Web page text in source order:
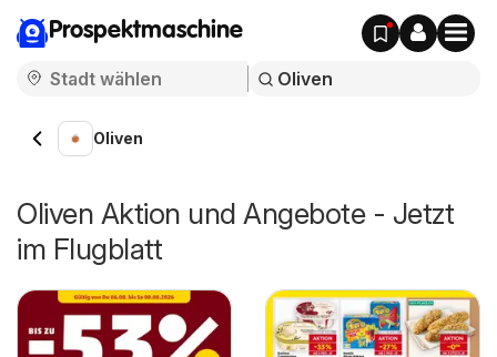
Prospektmaschine
Oliven
Oliven Aktion und Angebote - Jetzt
im Flugblatt